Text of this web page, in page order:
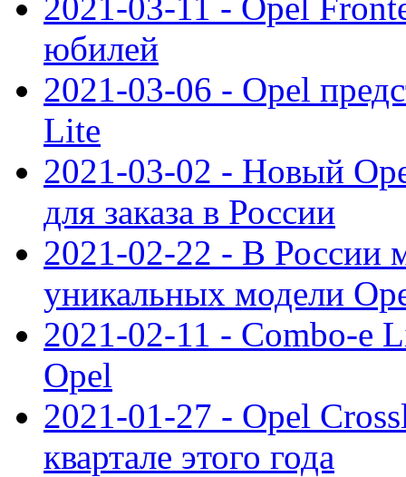
юбилей
2021-03-06 - Opel
Lite
2021-03-02 - Новый
для заказа в России
2021-02-22 - В России
уникальных модели
2021-02-11 - Combo-e
Opel
2021-01-27 - Opel
квартале этого года